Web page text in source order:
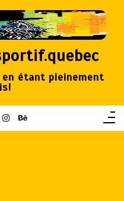
étant pleinement